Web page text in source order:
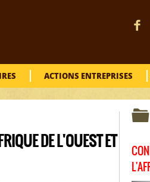
ACTIONS ENTREPRISES
DE L'OUEST ET